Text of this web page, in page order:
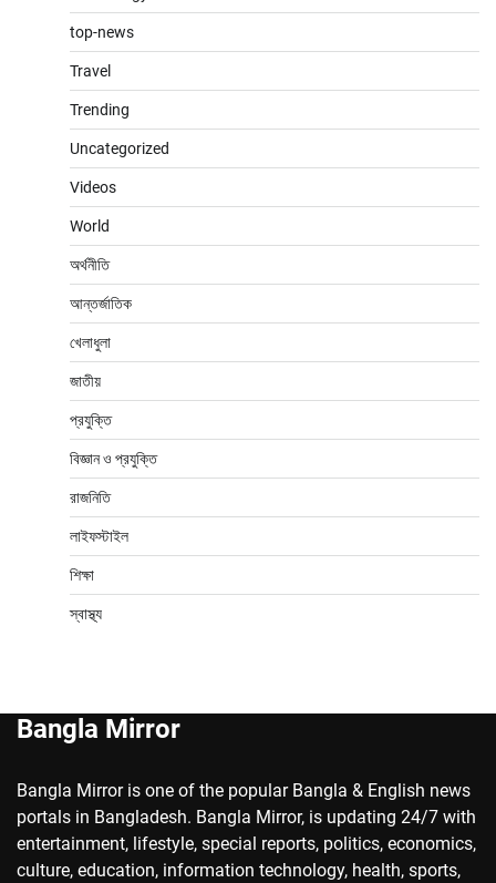
top-news
Travel
Trending
Uncategorized
Videos
World
অর্থনীতি
আন্তর্জাতিক
খেলাধুলা
জাতীয়
প্রযুক্তি
বিজ্ঞান ও প্রযুক্তি
রাজনিতি
লাইফস্টাইল
শিক্ষা
স্বাস্থ্য
Bangla Mirror
Bangla Mirror is one of the popular Bangla & English news
portals in Bangladesh. Bangla Mirror, is updating 24/7 with
entertainment, lifestyle, special reports, politics, economics,
culture, education, information technology, health, sports,